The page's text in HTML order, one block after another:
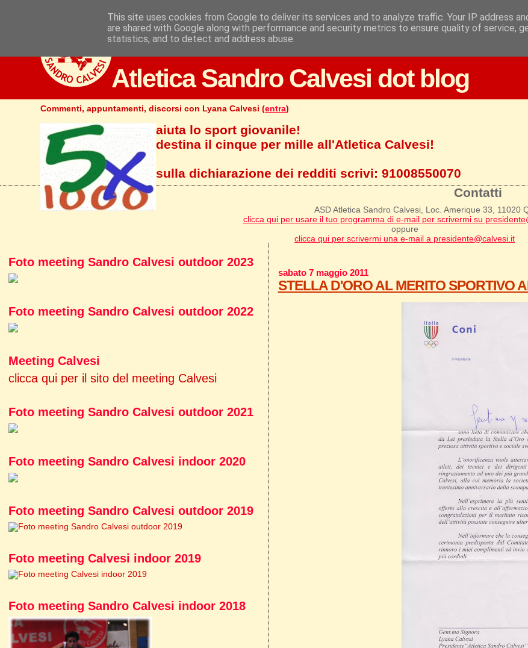
Atletica Sandro Calvesi dot blog
Commenti, appuntamenti, discorsi con Lyana Calvesi (entra)
aiuta lo sport giovanile!
destina il cinque per mille all'Atletica Calvesi!
sulla dichiarazione dei redditi scrivi:91008550070
Contatti
ASD Atletica Sandro Calvesi, Loc. Amerique 33, 11020
clicca qui per usare il tuo programma di e-mail per scrivermi su
oppure
clicca qui per scrivermi una e-mail a presidente@calvesi.it
sabato 7 maggio 2011
STELLA D'ORO AL MERITO SPORTIVO
Foto meeting Sandro Calvesi outdoor 2023
Foto meeting Sandro Calvesi outdoor 2022
Meeting Calvesi
clicca qui per il sito del meeting Calvesi
Foto meeting Sandro Calvesi outdoor 2021
Foto meeting Sandro Calvesi indoor 2020
Foto meeting Sandro Calvesi outdoor 2019
Foto meeting Calvesi indoor 2019
Foto meeting Sandro Calvesi indoor 2018
This site uses cookies from Google to deliver its services and to analyze traffic. Your IP address
are shared with Google along with performance and security metrics to ensure quality of service,
statistics, and to detect and address abuse.